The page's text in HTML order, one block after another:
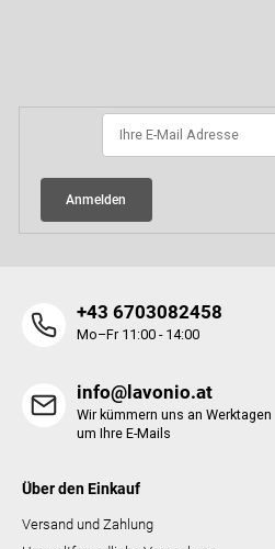
e
t
r
Anmelden
+43 6703082458
Mo–Fr 11:00 - 14:00
info@lavonio.at
Wir kümmern uns an Werktagen
um Ihre E-Mails
Über den Einkauf
Versand und Zahlung